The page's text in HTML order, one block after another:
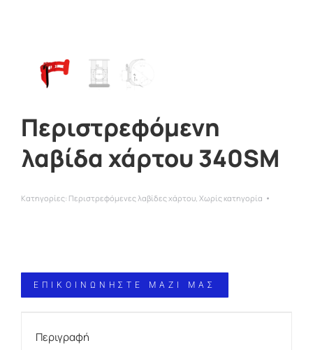
Περιστρεφόμενη
λαβίδα χάρτου 340SM
Κατηγορίες: Περιστρεφόμενες λαβίδες χάρτου, Χωρίς κατηγορία
ΕΠΙΚΟΙΝΩΝΗΣΤΕ ΜΑΖΙ ΜΑΣ
Περιγραφή